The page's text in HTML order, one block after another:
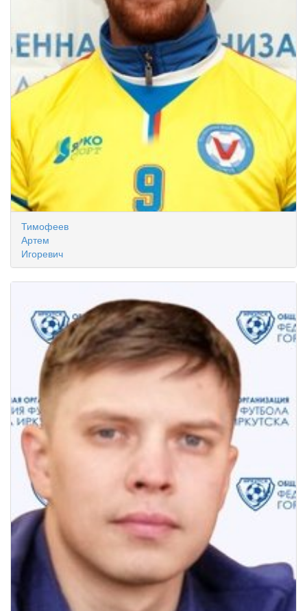
Тимофеев
Артем
Игоревич